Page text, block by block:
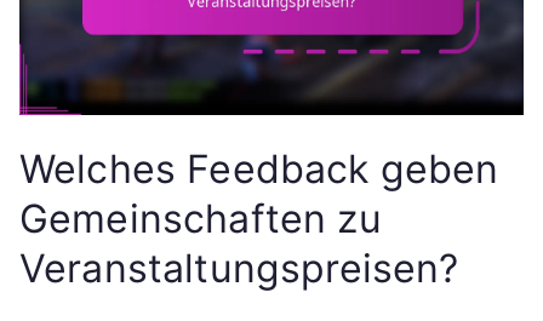
Welches Feedback geben
Gemeinschaften zu
Veranstaltungspreisen?